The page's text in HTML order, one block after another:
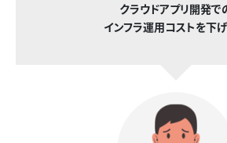
クラウドアプリ開発で
インフラ運用コストを下